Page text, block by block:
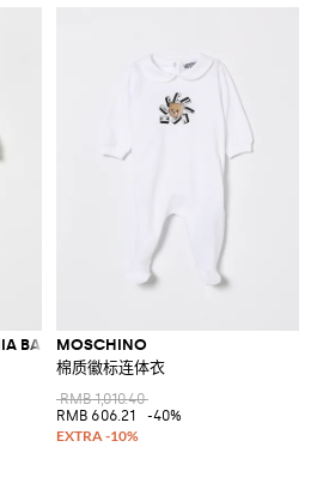
BAMBINAMOSCHINO
棉质徽标连体衣
RMB 1,010.40
RMB 606.21
-40%